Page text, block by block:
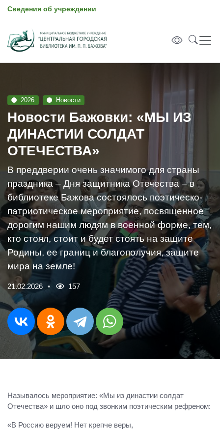
Сведения об учреждении
2026 Новости
Новости Бажовки: «МЫ ИЗ
ДИНАСТИИ СОЛДАТ
ОТЕЧЕСТВА»
В преддверии очень значимого для страны
праздника – Дня защитника Отечества – в
библиотеке Бажова состоялось поэтическо-
патриотическое мероприятие, посвященное
дорогим нашим людям в военной форме, тем,
кто стоял, стоит и будет стоять на защите
Родины, ее границ и благополучия, защите
мира на земле!
21.02.2026 157
Называлось мероприятие: «Мы из династии солдат
Отечества» и шло оно под звонким поэтическим рефреном:
«В Россию веруем! Нет крепче веры,